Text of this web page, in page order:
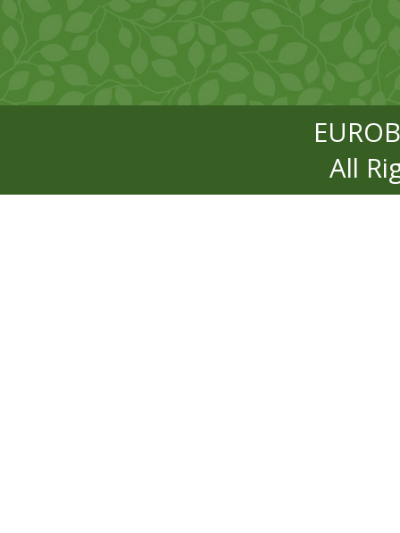
All